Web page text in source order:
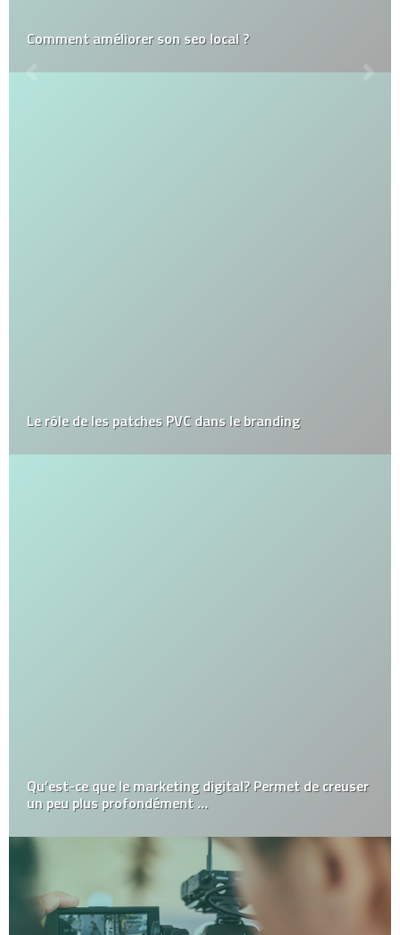
Comment améliorer son seo local ?
Le rôle de les patches PVC dans le branding
Qu’est-ce que le marketing digital? Permet de creuser
un peu plus profondément …